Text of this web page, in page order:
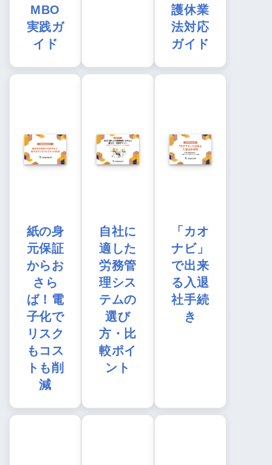
MBO
実践ガ
イド
護休業
法対応
ガイド
紙の身
元保証
からお
さら
ば！電
子化で
リスク
もコス
トも削
減
自社に
適した
労務管
理シス
テムの
選び
方・比
較ポイ
ント
「カオ
ナビ」
で出来
る入退
社手続
き